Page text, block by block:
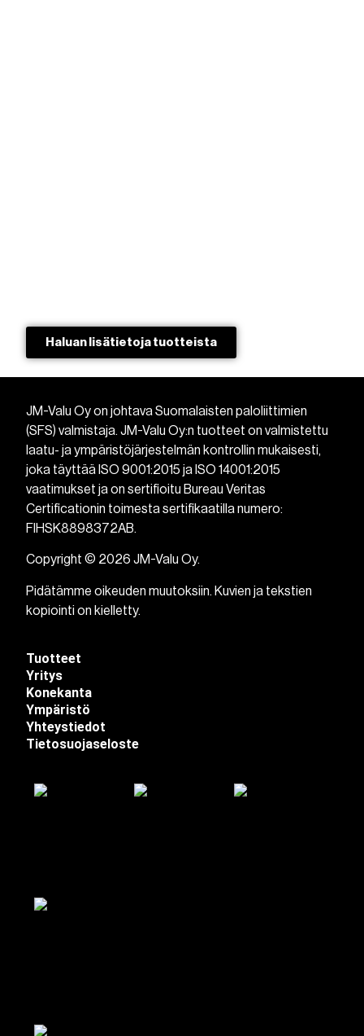
Haluan lisätietoja tuotteista​
JM-Valu Oy on johtava Suomalaisten paloliittimien
(SFS) valmistaja. JM-Valu Oy:n tuotteet on valmistettu
laatu- ja ympäristöjärjestelmän kontrollin mukaisesti,
joka täyttää ISO 9001:2015 ja ISO 14001:2015
vaatimukset ja on sertifioitu Bureau Veritas
Certificationin toimesta sertifikaatilla numero:
FIHSK8898372AB.
Copyright © 2026 JM-Valu Oy.
Pidätämme oikeuden muutoksiin. Kuvien ja tekstien
kopiointi on kielletty.
Tuotteet
Yritys
Konekanta
Ympäristö
Yhteystiedot
Tietosuojaseloste